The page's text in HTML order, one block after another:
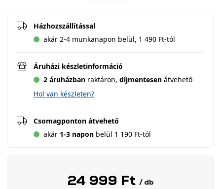
Házhozszállítással
akár 2-4 munkanapon belül, 1 490 Ft-tól
Áruházi készletinformáció
2 áruházban raktáron, díjmentesen átvehető
Hol van készleten?
Csomagponton átvehető
akár 1-3 napon belül 1 190 Ft-tól
24 999 Ft / db